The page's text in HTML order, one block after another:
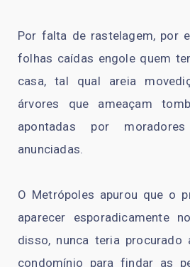
Por falta de rastelagem, por
folhas caídas engole quem
casa, tal qual areia
árvores que ameaçam
apontadas por
anunciadas.
O Metrópoles apurou que o
aparecer esporadicamente
disso, nunca teria procurado
condomínio para findar as